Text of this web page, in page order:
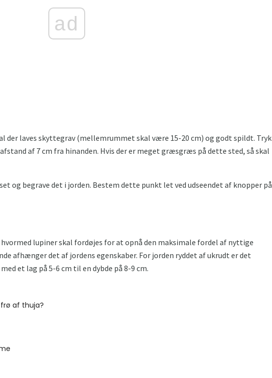
ad
der laves skyttegrav (mellemrummet skal være 15-20 cm) og godt spildt. Tryk
af 7 cm fra hinanden. Hvis der er meget græsgræs på dette sted, så skal
og begrave det i jorden. Bestem dette punkt let ved udseendet af knopper på
lupiner skal fordøjes for at opnå den maksimale fordel af nyttige
afhænger det af jordens egenskaber. For jorden ryddet af ukrudt er det
et lag på 5-6 cm til en dybde på 8-9 cm.
af thuja?